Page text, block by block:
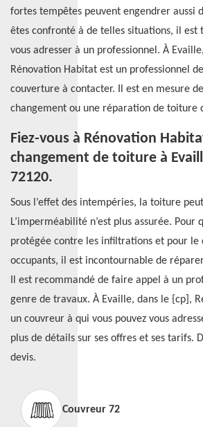
fortes tempêtes peuvent engendrer aussi
êtes confronté à de telles situations, il est
vous adresser à un professionnel. À
Rénovation Habitat est un professionnel
couverture à contacter. Il est en mesure
changement ou une réparation de toiture
Fiez-vous à Rénovation
changement de toiture à
72120.
Sous l’effet des intempéries, la toiture peut
L’imperméabilité n’est plus assurée. Pour
protégée contre les infiltrations et pour le
occupants, il est incontournable de
Il est recommandé de faire appel à un
genre de travaux. À Evaille, dans le {cp],
un couvreur à qui vous pouvez vous
plus de détails sur ses offres et ses tarifs.
devis.
Couvreur 72